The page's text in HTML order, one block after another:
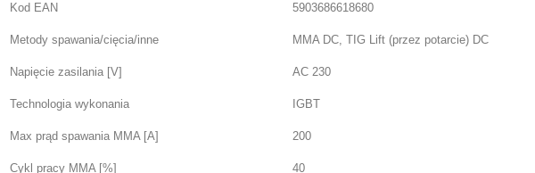
Kod EAN 5903686618680
Metody spawania/cięcia/inne MMA DC, TIG Lift (przez potarcie) DC
Napięcie zasilania [V] AC 230
Technologia wykonania IGBT
Max prąd spawania MMA [A] 200
Cykl pracy MMA [%] 40